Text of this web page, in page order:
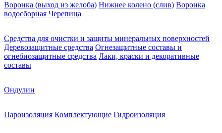
Воронка (выход из желоба) Нижнее колено (слив) Воронка
водосборная Черепица
Средства для очистки и защиты минеральных поверхностей
Деревозащитные средства Огнезащитные составы и
огнебиозащитные средства Лаки, краски и декоративные
составы
Ондулин
Пароизоляция Комплектующие Гидроизоляция